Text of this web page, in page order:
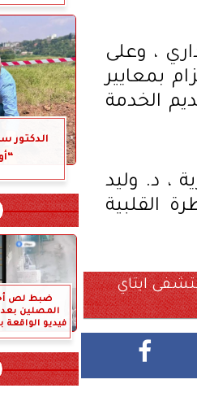
، وعلى
بمعايير
الخدمة
، د. وليد
القلبية
ايتاي
الدكتور
ضبط لص
المصلين بعد
فيديو